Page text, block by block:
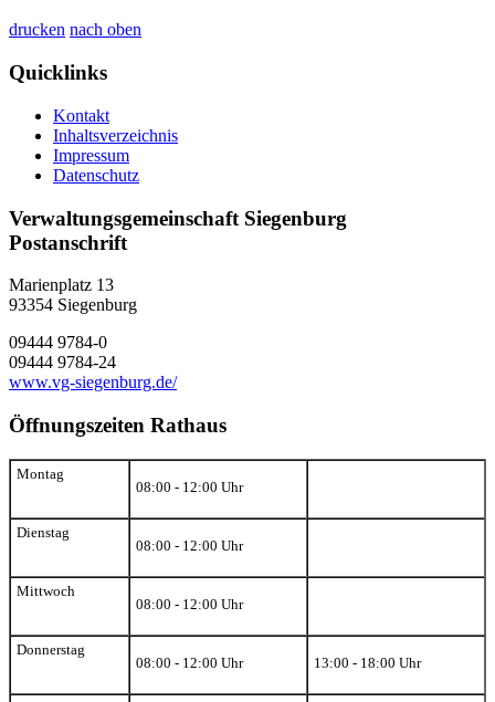
drucken nach oben
Quicklinks
Kontakt
Inhaltsverzeichnis
Impressum
Datenschutz
Verwaltungsgemeinschaft Siegenburg
Postanschrift
Marienplatz 13
93354 Siegenburg
09444 9784-0
09444 9784-24
www.vg-siegenburg.de/
Öffnungszeiten Rathaus
Montag
08:00 - 12:00 Uhr
Dienstag
08:00 - 12:00 Uhr
Mittwoch
08:00 - 12:00 Uhr
Donnerstag
08:00 - 12:00 Uhr
13:00 - 18:00 Uhr